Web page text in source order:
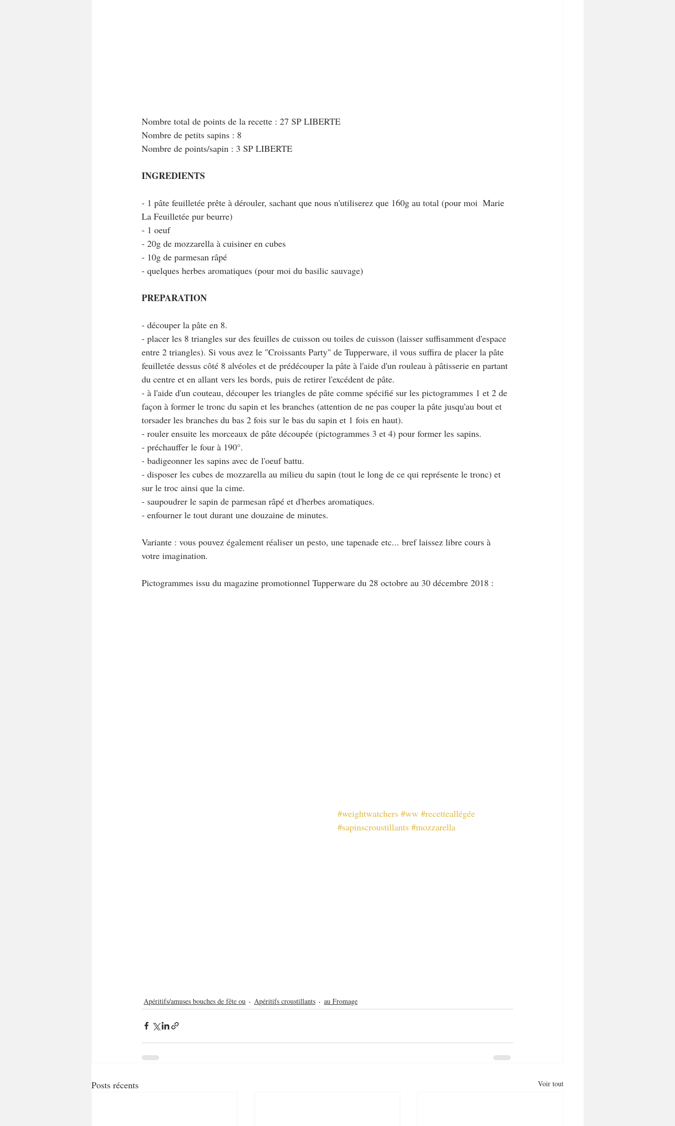
Nombre total de points de la recette : 27 SP LIBERTE
Nombre de petits sapins : 8
Nombre de points/sapin : 3 SP LIBERTE
INGREDIENTS
- 1 pâte feuilletée prête à dérouler, sachant que nous n'utiliserez que 160g au total (pour moi  Marie
La Feuilletée pur beurre)
- 1 oeuf
- 20g de mozzarella à cuisiner en cubes
- 10g de parmesan râpé
- quelques herbes aromatiques (pour moi du basilic sauvage)
PREPARATION
- découper la pâte en 8.
- placer les 8 triangles sur des feuilles de cuisson ou toiles de cuisson (laisser suffisamment d'espace
entre 2 triangles). Si vous avez le "Croissants Party" de Tupperware, il vous suffira de placer la pâte
feuilletée dessus côté 8 alvéoles et de prédécouper la pâte à l'aide d'un rouleau à pâtisserie en partant
du centre et en allant vers les bords, puis de retirer l'excédent de pâte.
- à l'aide d'un couteau, découper les triangles de pâte comme spécifié sur les pictogrammes 1 et 2 de
façon à former le tronc du sapin et les branches (attention de ne pas couper la pâte jusqu'au bout et
torsader les branches du bas 2 fois sur le bas du sapin et 1 fois en haut).
- rouler ensuite les morceaux de pâte découpée (pictogrammes 3 et 4) pour former les sapins.
- préchauffer le four à 190°.
- badigeonner les sapins avec de l'oeuf battu.
- disposer les cubes de mozzarella au milieu du sapin (tout le long de ce qui représente le tronc) et
sur le troc ainsi que la cime.
- saupoudrer le sapin de parmesan râpé et d'herbes aromatiques.
- enfourner le tout durant une douzaine de minutes.
Variante : vous pouvez également réaliser un pesto, une tapenade etc... bref laissez libre cours à
votre imagination.
Pictogrammes issu du magazine promotionnel Tupperware du 28 octobre au 30 décembre 2018 :
#weightwatchers #ww #recetteallégée
#sapinscroustillants #mozzarella
Apéritifs/amuses bouches de fête ou Apéritifs croustillants au Fromage
Posts récents Voir tout